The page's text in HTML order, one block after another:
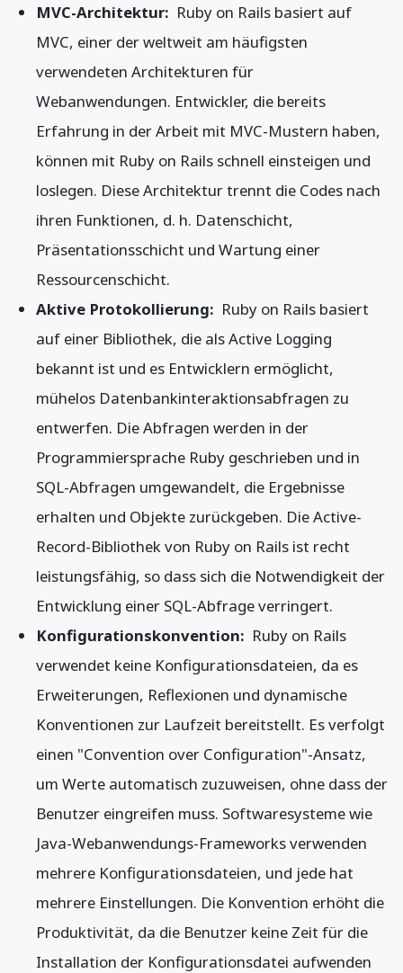
MVC-Architektur: Ruby on Rails basiert auf
MVC, einer der weltweit am häufigsten
verwendeten Architekturen für
Webanwendungen. Entwickler, die bereits
Erfahrung in der Arbeit mit MVC-Mustern haben,
können mit Ruby on Rails schnell einsteigen und
loslegen. Diese Architektur trennt die Codes nach
ihren Funktionen, d. h. Datenschicht,
Präsentationsschicht und Wartung einer
Ressourcenschicht.
Aktive Protokollierung: Ruby on Rails basiert
auf einer Bibliothek, die als Active Logging
bekannt ist und es Entwicklern ermöglicht,
mühelos Datenbankinteraktionsabfragen zu
entwerfen. Die Abfragen werden in der
Programmiersprache Ruby geschrieben und in
SQL-Abfragen umgewandelt, die Ergebnisse
erhalten und Objekte zurückgeben. Die Active-
Record-Bibliothek von Ruby on Rails ist recht
leistungsfähig, so dass sich die Notwendigkeit der
Entwicklung einer SQL-Abfrage verringert.
Konfigurationskonvention: Ruby on Rails
verwendet keine Konfigurationsdateien, da es
Erweiterungen, Reflexionen und dynamische
Konventionen zur Laufzeit bereitstellt. Es verfolgt
einen "Convention over Configuration"-Ansatz,
um Werte automatisch zuzuweisen, ohne dass der
Benutzer eingreifen muss. Softwaresysteme wie
Java-Webanwendungs-Frameworks verwenden
mehrere Konfigurationsdateien, und jede hat
mehrere Einstellungen. Die Konvention erhöht die
Produktivität, da die Benutzer keine Zeit für die
Installation der Konfigurationsdatei aufwenden